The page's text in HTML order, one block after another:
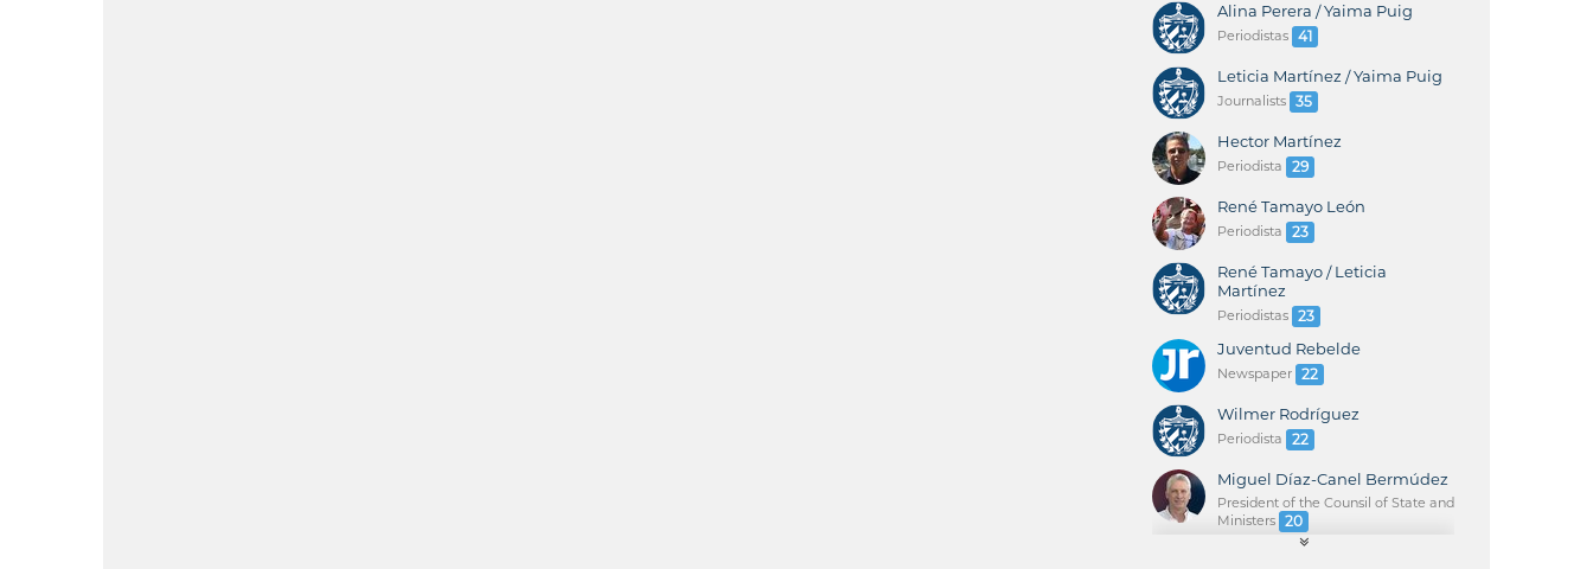
Alina Perera / Yaima Puig
Periodistas 41
Leticia Martínez / Yaima Puig
Journalists 35
Hector Martínez
Periodista 29
René Tamayo León
Periodista 23
René Tamayo / Leticia
Martínez
Periodistas 23
Juventud Rebelde
Newspaper 22
Wilmer Rodríguez
Periodista 22
Miguel Díaz-Canel Bermúdez
President of the Counsil of State and
Ministers 20